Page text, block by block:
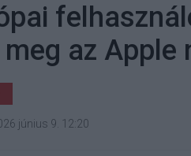
meg az
június 9. 12:20